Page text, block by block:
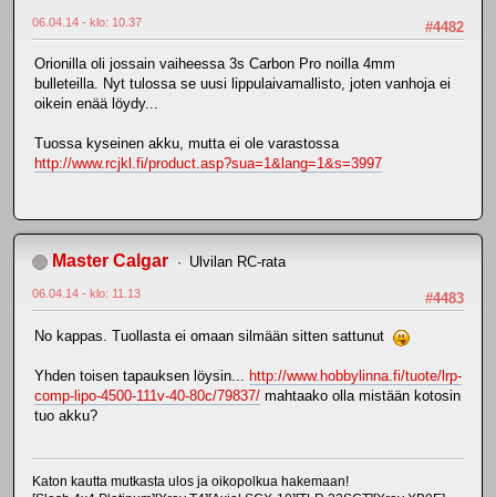
#4482
06.04.14 - klo: 10.37
Orionilla oli jossain vaiheessa 3s Carbon Pro noilla 4mm
bulleteilla. Nyt tulossa se uusi lippulaivamallisto, joten vanhoja ei
oikein enää löydy...
Tuossa kyseinen akku, mutta ei ole varastossa
http://www.rcjkl.fi/product.asp?sua=1&lang=1&s=3997
Master Calgar Ulvilan RC-rata
#4483
06.04.14 - klo: 11.13
No kappas. Tuollasta ei omaan silmään sitten sattunut
Yhden toisen tapauksen löysin... http://www.hobbylinna.fi/tuote/lrp-
comp-lipo-4500-111v-40-80c/79837/ mahtaako olla mistään kotosin
tuo akku?
Katon kautta mutkasta ulos ja oikopolkua hakemaan!